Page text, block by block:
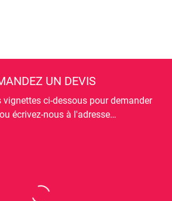
UN DEVIS
vignettes ci-dessous pour demander
écrivez-nous à l'adresse